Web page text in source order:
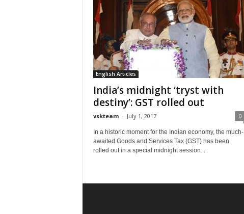
English Articles
India’s midnight ‘tryst with
destiny’: GST rolled out
vskteam - July 1, 2017 0
In a historic moment for the Indian economy, the much-
awaited Goods and Services Tax (GST) has been
rolled out in a special midnight session...